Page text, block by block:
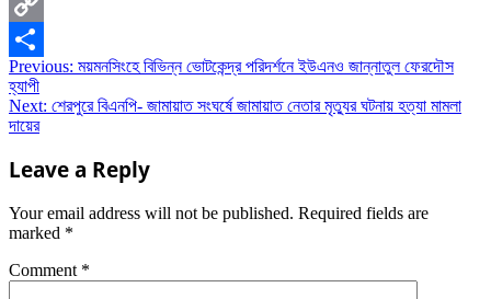
Copy
Link
Share
Post
navigation
Previous: ময়মনসিংহে বিভিন্ন ভোটকেন্দ্র পরিদর্শনে ইউএনও জান্নাতুল ফেরদৌস
হ্যাপী
Next: শেরপুরে বিএনপি- জামায়াত সংঘর্ষে জামায়াত নেতার মৃত্যুর ঘটনায় হত্যা মামলা
দায়ের
Leave a Reply
Your email address will not be published. Required fields are
marked *
Comment *